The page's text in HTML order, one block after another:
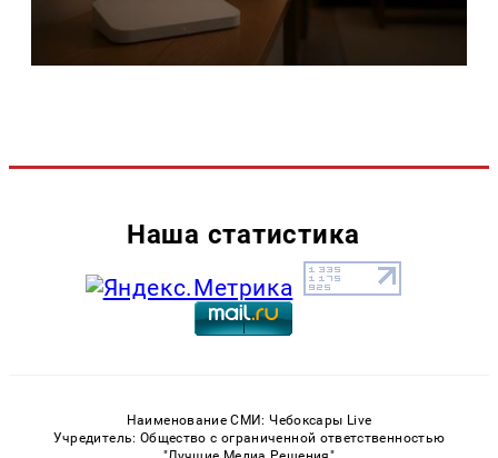
Наша статистика
Наименование СМИ: Чебоксары Live
Учредитель: Общество с ограниченной ответственностью